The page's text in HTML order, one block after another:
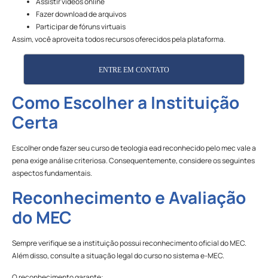
Fazer download de arquivos
Participar de fóruns virtuais
Assim, você aproveita todos recursos oferecidos pela plataforma.
ENTRE EM CONTATO
Como Escolher a Instituição
Certa
Escolher onde fazer seu curso de teologia ead reconhecido pelo mec vale a
pena exige análise criteriosa. Consequentemente, considere os seguintes
aspectos fundamentais.
Reconhecimento e Avaliação
do MEC
Sempre verifique se a instituição possui reconhecimento oficial do MEC.
Além disso, consulte a situação legal do curso no sistema e-MEC.